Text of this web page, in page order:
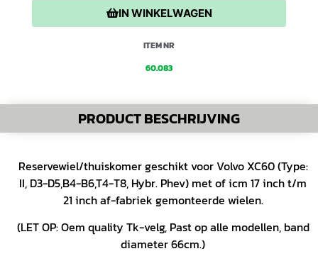
IN WINKELWAGEN
ITEM NR
60.083
PRODUCT BESCHRIJVING
Reservewiel/thuiskomer geschikt voor Volvo XC60 (Type:
II, D3-D5,B4-B6,T4-T8, Hybr. Phev) met of icm 17 inch t/m
21 inch af-fabriek gemonteerde wielen.
(LET OP: Oem quality Tk-velg, Past op alle modellen, band
diameter 66cm.)